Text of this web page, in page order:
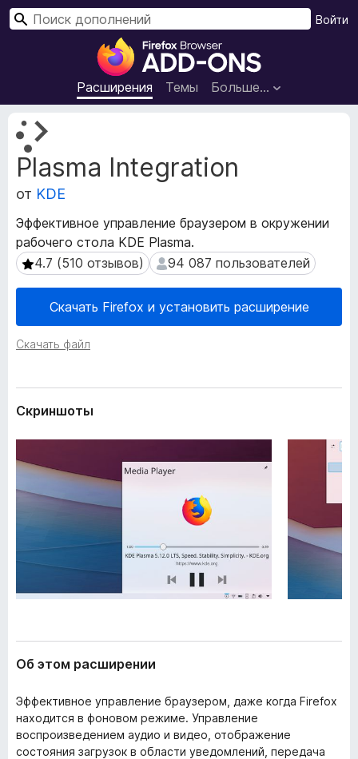
Д
о
п
о
е
н
я
д
л
я
р
е
e
o
x
Расширения Темы Больше…
Войти
П
Plasma Integration
от KDE
Эффективное управление браузером в окружении
рабочего стола KDE Plasma.
4.7 (510 отзывов)
4.7 (510 отзывов) 94 087 пользователей
94 087 пользователей
Скачать Firefox и установить расширение
Скачать файл
М
е
т
а
д
н
н
ы
е
с
ш
н
Скриншоты
Об этом расширении
Эффективное управление браузером, даже когда Firefox
находится в фоновом режиме. Управление
воспроизведением аудио и видео, отображение
состояния загрузок в области уведомлений, передача